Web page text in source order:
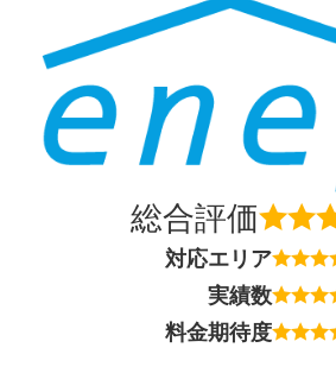
総合評価
対応エリア
実績数
料金期待度